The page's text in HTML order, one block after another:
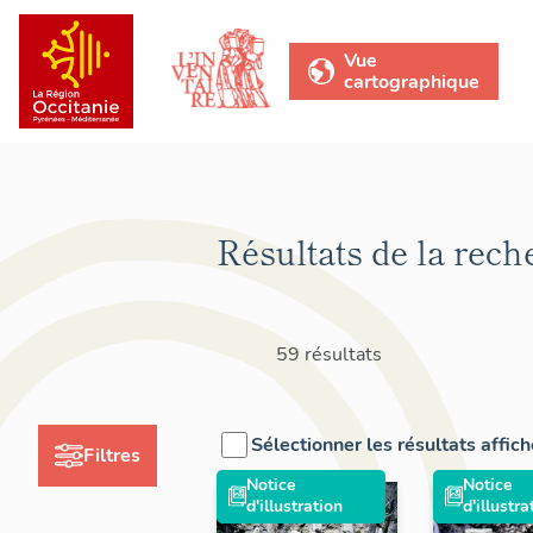
Vue
cartographique
Filtres
Résultats de la
59 résultats
Sélectionner les résultats
Notice
d'illustration
Notice